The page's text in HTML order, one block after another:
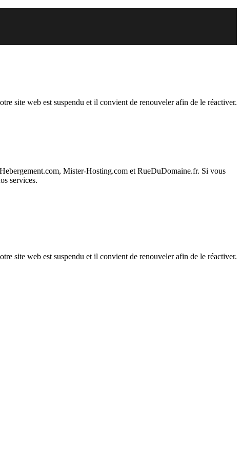
site web est suspendu et il convient de renouveler afin de le réactiver.
Mister-Hosting.com et RueDuDomaine.fr. Si vous
services.
site web est suspendu et il convient de renouveler afin de le réactiver.